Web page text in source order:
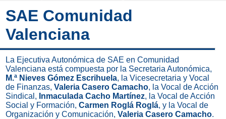
Rechazar
Configurar
SAE Comunidad
Valenciana
La Ejecutiva Autonómica de SAE en Comunidad
Valenciana está compuesta por la Secretaria Autonómica,
M.ª Nieves Gómez Escrihuela, la Vicesecretaria y Vocal
de Finanzas,Valeria Casero Camacho, la Vocal de Acción
Sindical, Inmaculada Cacho Martínez, la Vocal de Acción
Social y Formación,Carmen Roglá Roglá, y la Vocal de
Organización y Comunicación,Valeria Casero Camacho.